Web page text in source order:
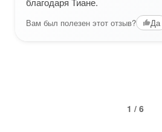
Вам был полезен этот отзыв? Да
1 / 6